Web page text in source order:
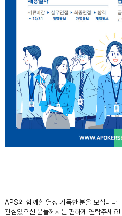
APS와 함께할 열정 가득한 분을 모십니다!
관심있으신 분들께서는 편하게 연락주세요!!